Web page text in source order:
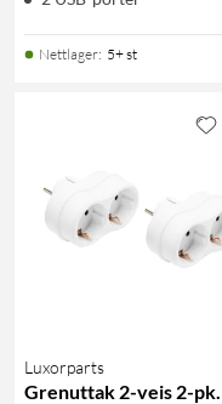
Nettlager: 5+ st
Luxorparts
Grenuttak 2-veis 2-pk.